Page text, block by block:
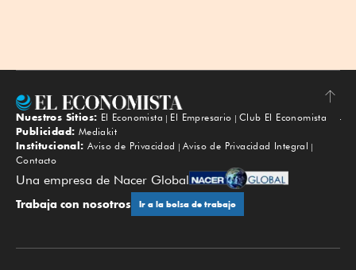
Subir
Nuestros Sitios: El Economista El Empresario
Club El Economista
Publicidad: Mediakit
Institucional: Aviso de Privacidad
Aviso de Privacidad Integral
Contacto
Una empresa de Nacer Global
Trabaja con nosotros Ir a la bolsa de trabajo